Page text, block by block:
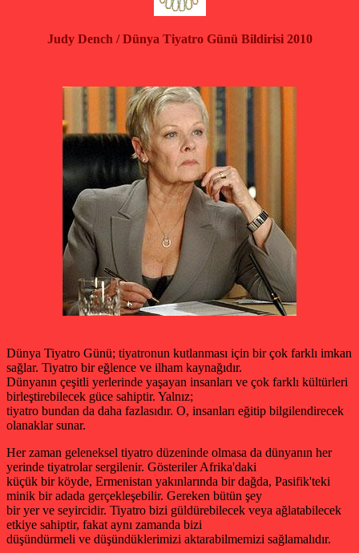
Judy Dench / Dünya Tiyatro Günü Bildirisi 2010
Dünya Tiyatro Günü; tiyatronun kutlanması için bir çok farklı imkan
sağlar. Tiyatro bir eğlence ve ilham kaynağıdır.
Dünyanın çeşitli yerlerinde yaşayan insanları ve çok farklı kültürleri
birleştirebilecek güce sahiptir. Yalnız;
tiyatro bundan da daha fazlasıdır. O, insanları eğitip bilgilendirecek
olanaklar sunar.
Her zaman geleneksel tiyatro düzeninde olmasa da dünyanın her
yerinde tiyatrolar sergilenir. Gösteriler Afrika'daki
küçük bir köyde, Ermenistan yakınlarında bir dağda, Pasifik'teki
minik bir adada gerçekleşebilir. Gereken bütün şey
bir yer ve seyircidir. Tiyatro bizi güldürebilecek veya ağlatabilecek
etkiye sahiptir, fakat aynı zamanda bizi
düşündürmeli ve düşündüklerimizi aktarabilmemizi sağlamalıdır.